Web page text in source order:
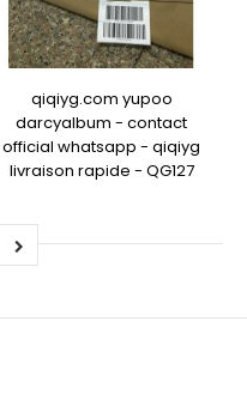
qiqiyg.com yupoo
darcyalbum - contact
official whatsapp - qiqiyg
livraison rapide - QG127